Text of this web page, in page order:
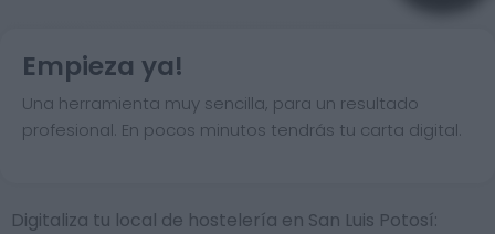
Empieza ya!
Una herramienta muy sencilla, para un resultado
profesional. En pocos minutos tendrás tu carta digital.
Digitaliza tu local de hostelería en San Luis Potosí: